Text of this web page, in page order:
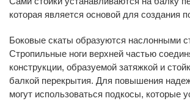
которая является основой для создания
Боковые скаты образуются наслонными
Стропильные ноги верхней частью
конструкции, образуемой затяжкой и
балкой перекрытия. Для повышения
могут использоваться подкосы, которые